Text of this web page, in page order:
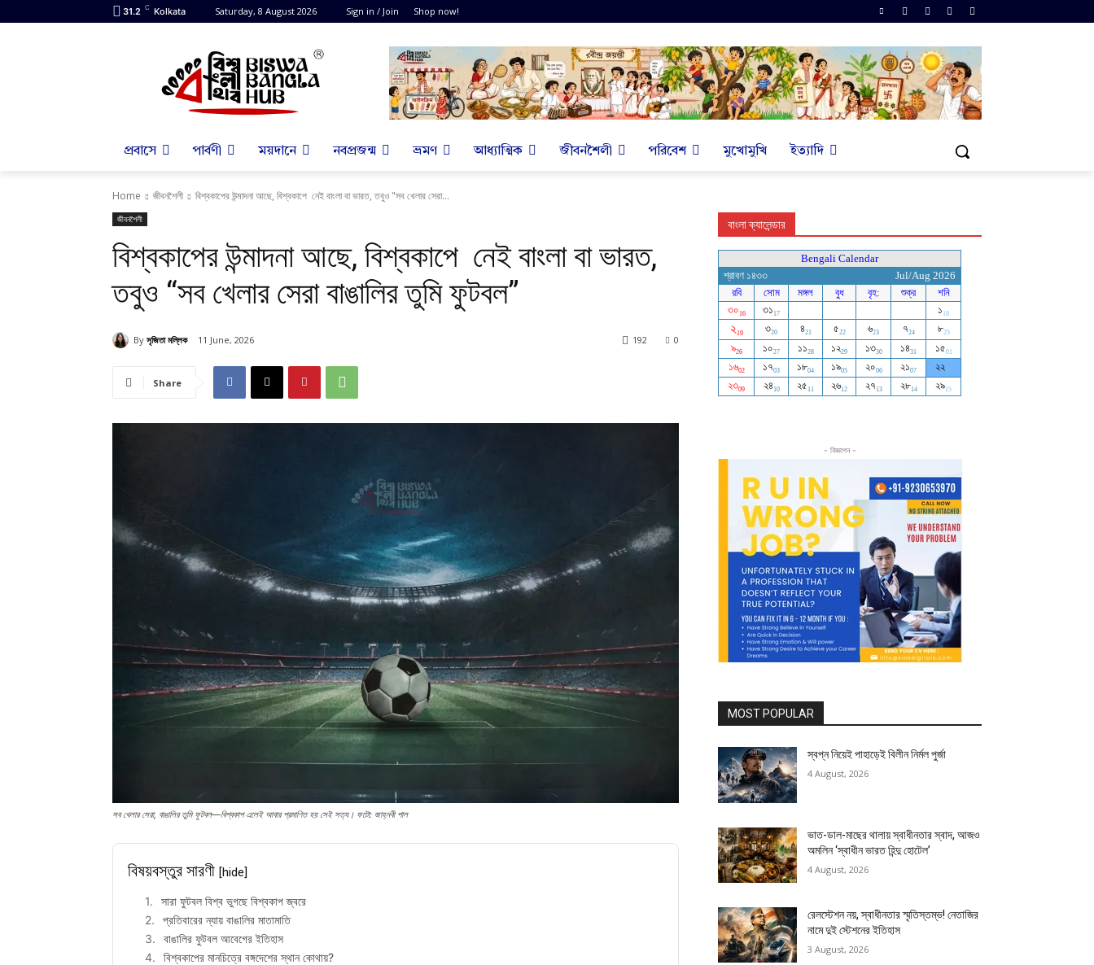
31.2 C Kolkata Saturday, 8 August 2026 Sign in / Join Shop now!
প্রবাসে পার্বণী ময়দানে নবপ্রজন্ম ভ্রমণ আধ্যাত্মিক জীবনশৈলী পরিবেশ মুখোমুখি ইত্যাদি
Home জীবনশৈলী বিশ্বকাপের উন্মাদনা আছে, বিশ্বকাপে নেই বাংলা বা ভারত, তবুও "সব খেলার সেরা...
জীবনশৈলী
বিশ্বকাপের উন্মাদনা আছে, বিশ্বকাপে নেই বাংলা বা ভারত,
তবুও “সব খেলার সেরা বাঙালির তুমি ফুটবল”
By সৃজিতা মল্লিক 11 June, 2026 0
192
Share
সব খেলার সেরা, বাঙালির তুমি ফুটবল—বিশ্বকাপ এলেই আবার প্রমাণিত হয় সেই সত্য। ফটো: জাহ্নবী পাল
বিষয়বস্তুর সারণী [hide]
সারা ফুটবল বিশ্ব ভুগছে বিশ্বকাপ জ্বরে
প্রতিবারের ন্যায় বাঙালির মাতামাতি
বাঙালির ফুটবল আবেগের ইতিহাস
বিশ্বকাপের মানচিত্রে বঙ্গদেশের স্থান কোথায়?
বাংলা ক্যালেন্ডার
- বিজ্ঞাপন -
MOST POPULAR
স্বপ্ন নিয়েই পাহাড়েই বিলীন নির্মল পুর্জা
4 August, 2026
ভাত-ডাল-মাছের থালায় স্বাধীনতার স্বাদ, আজও
অমলিন ‘স্বাধীন ভারত হিন্দু হোটেল’
4 August, 2026
রেলস্টেশন নয়, স্বাধীনতার স্মৃতিস্তম্ভ! নেতাজির
নামে দুই স্টেশনের ইতিহাস
3 August, 2026